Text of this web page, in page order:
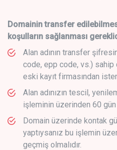
Domainin transfer
koşulların sağlanması
Alan adının transfer
code, epp code, vs.) sahip
eski kayıt firmasından
Alan adınızın tescil,
işleminin üzerinden 60 gün
Domain üzerinde kontak
yaptıysanız bu işlemin
geçmiş olmalıdır.